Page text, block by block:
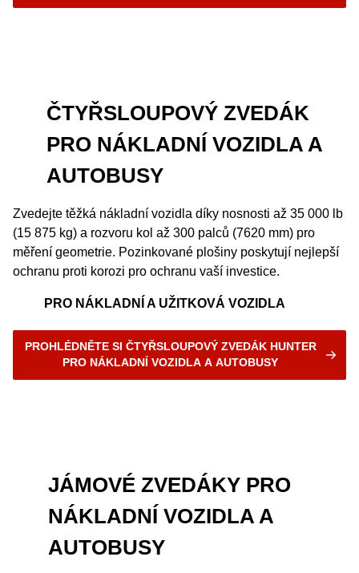
ČTYŘSLOUPOVÝ ZVEDÁK
PRO NÁKLADNÍ VOZIDLA A
AUTOBUSY
Zvedejte těžká nákladní vozidla díky nosnosti až 35 000 lb
(15 875 kg) a rozvoru kol až 300 palců (7620 mm) pro
měření geometrie. Pozinkované plošiny poskytují nejlepší
ochranu proti korozi pro ochranu vaší investice.
PRO NÁKLADNÍ A UŽITKOVÁ VOZIDLA
PROHLÉDNĚTE SI ČTYŘSLOUPOVÝ ZVEDÁK HUNTER
PRO NÁKLADNÍ VOZIDLA A AUTOBUSY
JÁMOVÉ ZVEDÁKY PRO
NÁKLADNÍ VOZIDLA A
AUTOBUSY